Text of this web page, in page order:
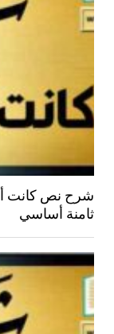
شرح نص كانت
ثامنة أساسي